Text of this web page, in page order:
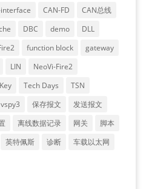
CAN-FD
CAN总线
DBC demo
DLL
function block
gateway
LIN
NeoVi-Fire2
Tech Days
TSN
vspy3 保存报文
发送报文
离线数据记录 网关
脚本
英特佩斯 诊断
车载以太网